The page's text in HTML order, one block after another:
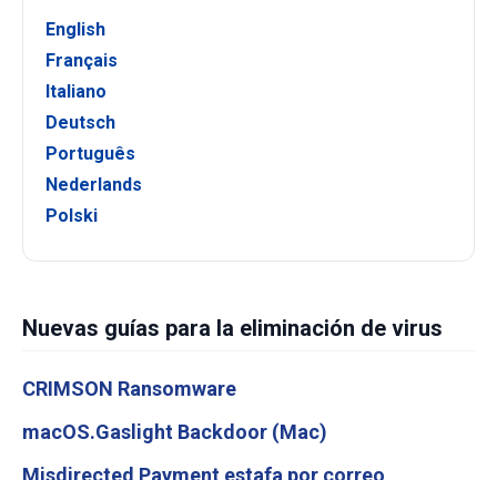
English
Français
Italiano
Deutsch
Português
Nederlands
Polski
Nuevas guías para la eliminación de virus
CRIMSON Ransomware
macOS.Gaslight Backdoor (Mac)
Misdirected Payment estafa por correo